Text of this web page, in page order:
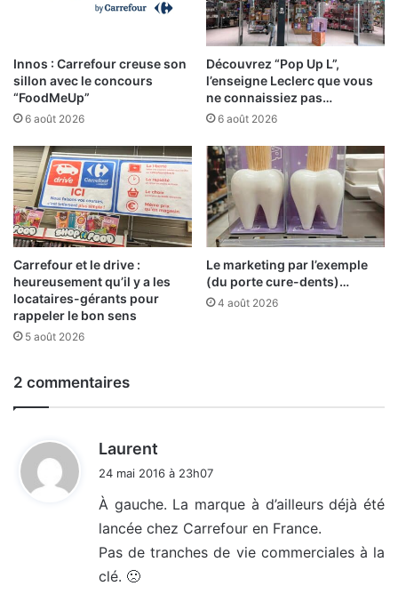
Innos : Carrefour creuse son
sillon avec le concours
“FoodMeUp”
6 août 2026
Découvrez “Pop Up L”,
l’enseigne Leclerc que vous
ne connaissiez pas…
6 août 2026
Carrefour et le drive :
heureusement qu’il y a les
locataires-gérants pour
rappeler le bon sens
5 août 2026
Le marketing par l’exemple
(du porte cure-dents)…
4 août 2026
2 commentaires
Laurent
:
24 mai 2016 à 23h07
À gauche. La marque à d’ailleurs déjà été
lancée chez Carrefour en France.
Pas de tranches de vie commerciales à la
clé. 🙁